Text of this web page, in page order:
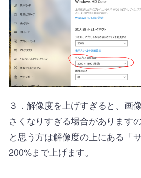
３．解像度を上げすぎると、画
さくなりすぎる場合があります
と思う方は解像度の上にある「
200%まで上げます。